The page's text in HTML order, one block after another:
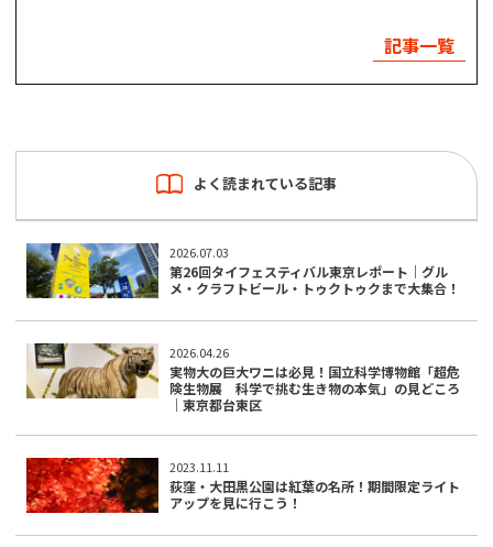
記事一覧
よく読まれている記事
2026.07.03
第26回タイフェスティバル東京レポート｜グル
メ・クラフトビール・トゥクトゥクまで大集合！
2026.04.26
実物大の巨大ワニは必見！国立科学博物館「超危
険生物展 科学で挑む生き物の本気」の見どころ
｜東京都台東区
2023.11.11
荻窪・大田黒公園は紅葉の名所！期間限定ライト
アップを見に行こう！